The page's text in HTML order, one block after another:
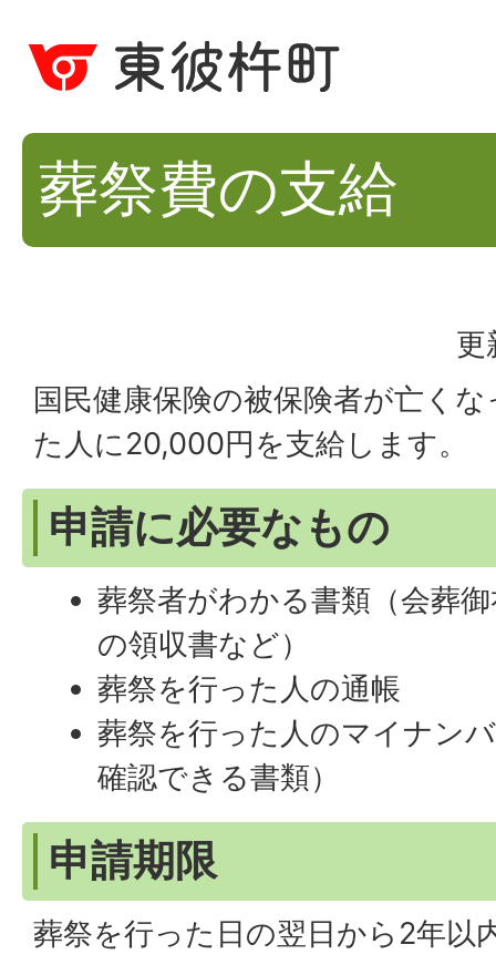
葬祭費の支給
更
国民健康保険の被保険者が亡く
た人に20,000円を支給します。
申請に必要なもの
葬祭者がわかる書類（会葬
の領収書など）
葬祭を行った人の通帳
葬祭を行った人のマイナン
確認できる書類）
申請期限
葬祭を行った日の翌日から2年以